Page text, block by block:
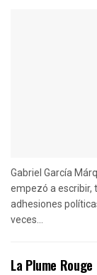
Gabriel García
empezó a escribir,
adhesiones
veces...
La Plume Rouge